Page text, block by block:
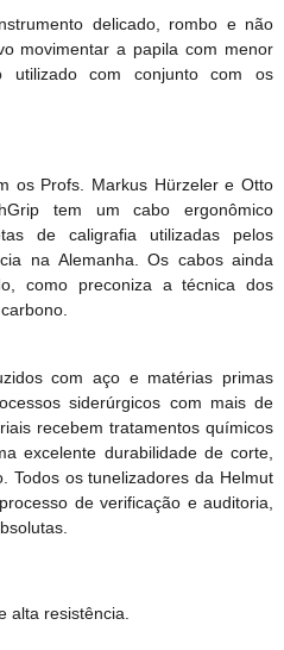
delicado, rombo e não
movimentar a papila com menor
utilizado com conjunto com os
os Profs. Markus Hürzeler e Otto
tem um cabo ergonômico
de caligrafia utilizadas pelos
na Alemanha. Os cabos ainda
como preconiza a técnica dos
com aço e matérias primas
siderúrgicos com mais de
recebem tratamentos químicos
excelente durabilidade de corte,
Todos os tunelizadores da Helmut
de verificação e auditoria,
alta resistência.